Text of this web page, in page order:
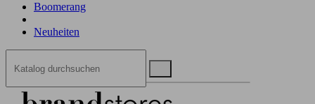
Boomerang
Neuheiten